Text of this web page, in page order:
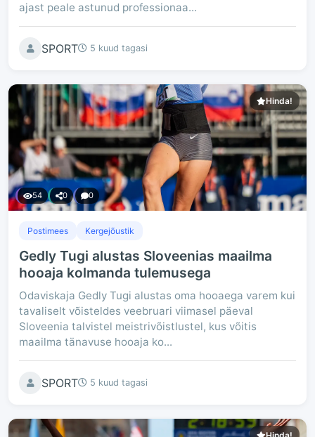
ajast peale astunud professionaa...
SPORT 5 kuud tagasi
Hinda!
54 0 0
Postimees Kergejõustik
Gedly Tugi alustas Sloveenias maailma
hooaja kolmanda tulemusega
Odaviskaja Gedly Tugi alustas oma hooaega varem kui
tavaliselt võisteldes veebruari viimasel päeval
Sloveenia talvistel meistrivõistlustel, kus võitis
maailma tänavuse hooaja ko...
SPORT 5 kuud tagasi